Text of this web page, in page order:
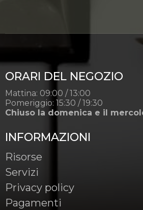
ORARI DEL NEGOZIO
Mattina: 09:00 / 13:00
Pomeriggio: 15:30 / 19:30
Chiuso la domenica e il
INFORMAZIONI
Risorse
Servizi
Privacy policy
Pagamenti